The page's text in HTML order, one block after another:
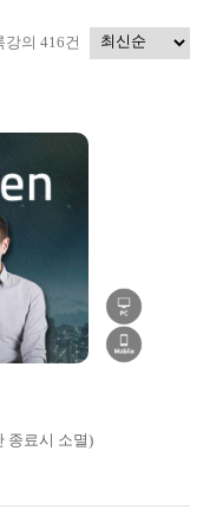
강의 416건
종료시 소멸)